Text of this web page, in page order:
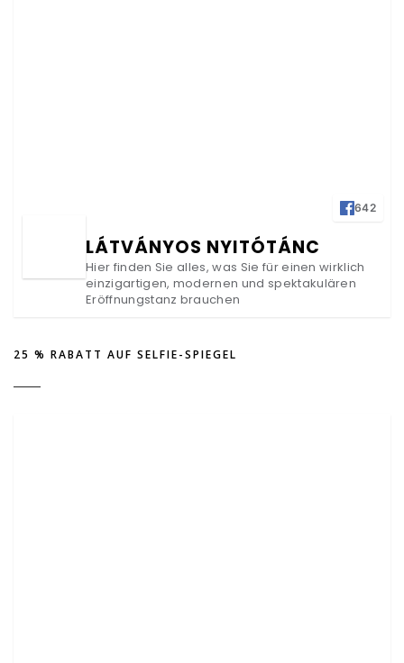
642
LÁTVÁNYOS NYITÓTÁNC
Hier finden Sie alles, was Sie für einen wirklich
einzigartigen, modernen und spektakulären
Eröffnungstanz brauchen
25 % RABATT AUF SELFIE-SPIEGEL